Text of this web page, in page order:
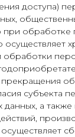
доступа)
при обработке
осуществляет
прекращения
субъекта
данных, а